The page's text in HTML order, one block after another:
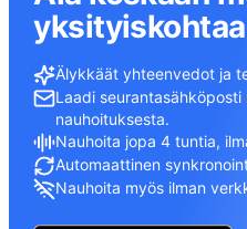
yksityiskohtaa
Älykkäät yhteenvedot ja
Laadi seurantasähköposti
nauhoituksesta.
Nauhoita jopa 4 tuntia,
Automaattinen
Nauhoita myös ilman